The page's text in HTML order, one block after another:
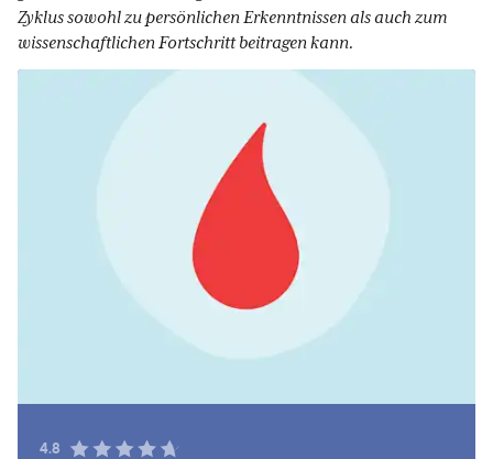
Zyklus sowohl zu persönlichen Erkenntnissen als auch zum
wissenschaftlichen Fortschritt beitragen kann.
4.8